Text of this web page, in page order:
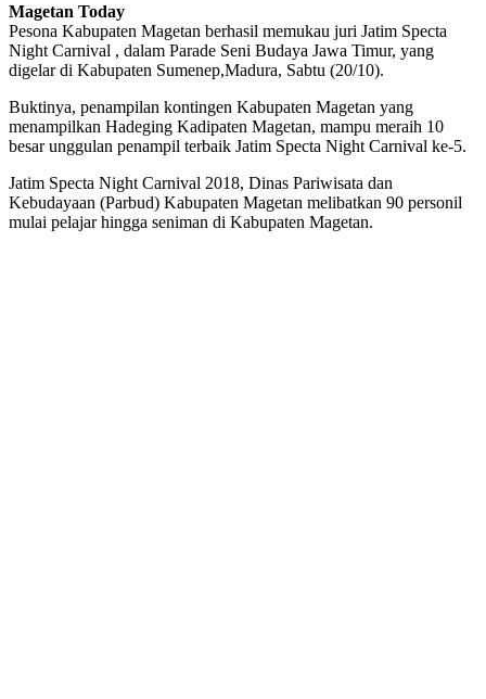
Magetan Today
Pesona Kabupaten Magetan berhasil memukau juri Jatim Specta
Night Carnival , dalam Parade Seni Budaya Jawa Timur, yang
digelar di Kabupaten Sumenep,Madura, Sabtu (20/10).
Buktinya, penampilan kontingen Kabupaten Magetan yang
menampilkan Hadeging Kadipaten Magetan, mampu meraih 10
besar unggulan penampil terbaik Jatim Specta Night Carnival ke-5.
Jatim Specta Night Carnival 2018, Dinas Pariwisata dan
Kebudayaan (Parbud) Kabupaten Magetan melibatkan 90 personil
mulai pelajar hingga seniman di Kabupaten Magetan.